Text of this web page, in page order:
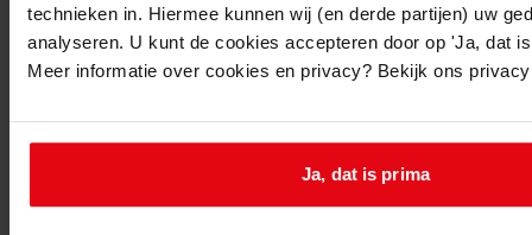
technieken in. Hiermee kunnen wij (en derde partijen) uw
analyseren. U kunt de cookies accepteren door op 'Ja, dat
Meer informatie over cookies en privacy? Bekijk ons
Ja, dat is prima
511Vernieuwen zijgevel, 1965
Datering:
Beschrijving: